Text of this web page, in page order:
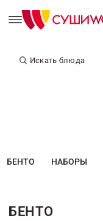
Искать блюда
БЕНТО НАБОРЫ
БЕНТО